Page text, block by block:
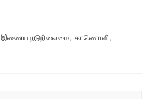
இணைய நடுநிலைமை காணொளி